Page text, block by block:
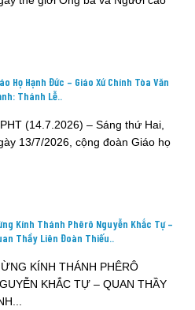
Họ Hạnh Đức – Giáo Xứ Chính Tòa Văn
Thánh Lễ..
(14.7.2026) – Sáng thứ Hai,
13/7/2026, cộng đoàn Giáo họ
Kính Thánh Phêrô Nguyễn Khắc Tự –
Thầy Liên Đoàn Thiếu..
KÍNH THÁNH PHÊRÔ
KHẮC TỰ – QUAN THẦY